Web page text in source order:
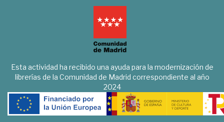
Esta actividad ha recibido una ayuda para la modernización de
librerías de la Comunidad de Madrid correspondiente al año
2024